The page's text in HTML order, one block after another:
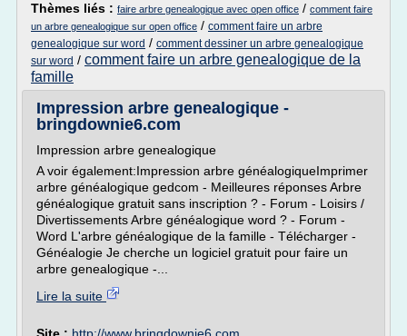
Thèmes liés : faire arbre genealogique avec open office / comment faire
un arbre genealogique sur open office / comment faire un arbre
genealogique sur word / comment dessiner un arbre genealogique
sur word / comment faire un arbre genealogique de la
famille
Impression arbre genealogique -
bringdownie6.com
Impression arbre genealogique
A voir également:Impression arbre généalogiqueImprimer
arbre généalogique gedcom - Meilleures réponses Arbre
généalogique gratuit sans inscription ? - Forum - Loisirs /
Divertissements Arbre généalogique word ? - Forum -
Word L'arbre généalogique de la famille - Télécharger -
Généalogie Je cherche un logiciel gratuit pour faire un
arbre genealogique -...
Lire la suite